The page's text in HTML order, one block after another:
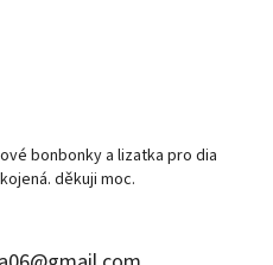
bonbonky a lizatka pro dia
děkuji moc.